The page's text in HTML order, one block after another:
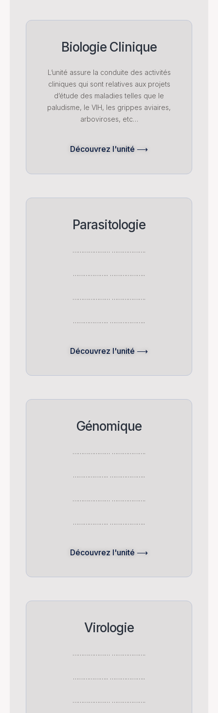
Biologie Clinique
L’unité assure la conduite des activités
cliniques qui sont relatives aux projets
d’étude des maladies telles que le
paludisme, le VIH, les grippes aviaires,
arboviroses, etc…
Découvrez l'unité ⟶
Parasitologie
………………… ……………….
……………….. ………………..
………………… ……………….
……………….. ………………..
Découvrez l'unité ⟶
Génomique
………………… ……………….
……………….. ………………..
………………… ……………….
……………….. ………………..
Découvrez l'unité ⟶
Virologie
………………… ……………….
……………….. ………………..
………………… ……………….